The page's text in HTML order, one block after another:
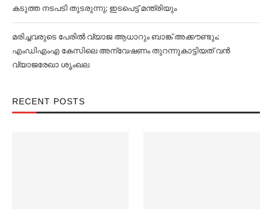
കടുത്ത നടപടി തുടരുന്നു; ഇടപെട്ട് മന്ത്രിയും
മരിച്ചവരുടെ പേരിൽ വ്യാജ ആധാറും ബാങ്ക് അക്കൗണ്ടും;
എംഡിഎംഎ കേസിലെ അന്വേഷണം തുറന്നുകാട്ടിയത് വൻ
വ്യാജരേഖാ ശൃംഖല
RECENT POSTS